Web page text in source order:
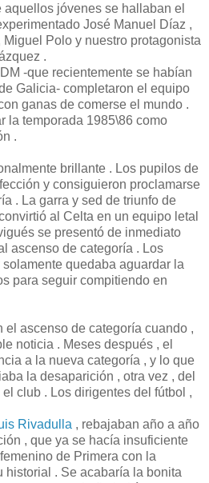
jóvenes se hallaban el
José Manuel Díaz ,
Miguel Polo y nuestro protagonista
.
-que recientemente se habían
Galicia- completaron el equipo
ganas de comerse el mundo .
la temporada 1985\86 como
.
brillante . Los pupilos de
y consiguieron proclamarse
. La garra y sed de triunfo de
al Celta en un equipo letal
se presentó de inmediato
ascenso de categoría . Los
quedaba aguardar la
para seguir compitiendo en
el ascenso de categoría cuando ,
noticia . Meses después , el
a la nueva categoría , y lo que
la desaparición , otra vez , del
club . Los dirigentes del fútbol ,
Rivadulla , rebajaban año a año
, que ya se hacía insuficiente
de Primera con la
historial . Se acabaría la bonita